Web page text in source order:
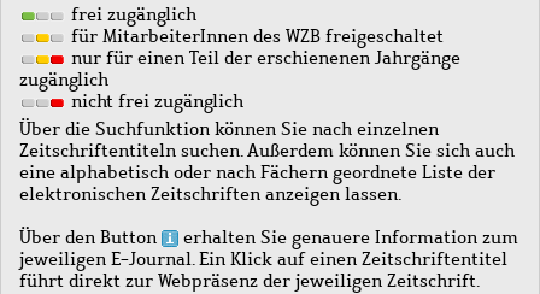
frei zugänglich
für MitarbeiterInnen des WZB freigeschaltet
nur für einen Teil der erschienenen Jahrgänge
zugänglich
nicht frei zugänglich
Über die Suchfunktion können Sie nach einzelnen
Zeitschriftentiteln suchen. Außerdem können Sie sich auch
eine alphabetisch oder nach Fächern geordnete Liste der
elektronischen Zeitschriften anzeigen lassen.
Über den Button
erhalten Sie genauere Information zum
jeweiligen E-Journal. Ein Klick auf einen Zeitschriftentitel
führt direkt zur Webpräsenz der jeweiligen Zeitschrift.